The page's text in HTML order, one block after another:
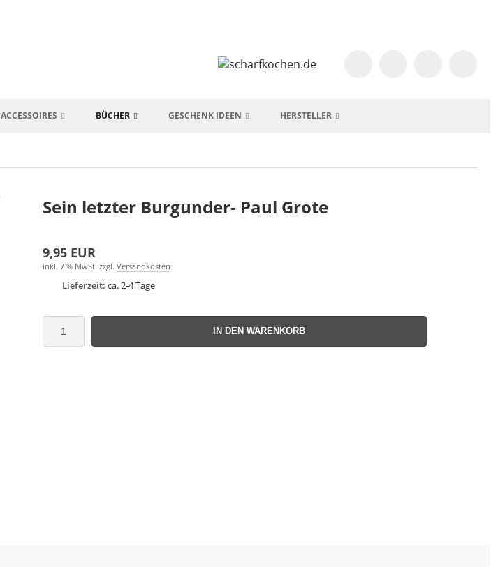
ACCESSOIRES BÜCHER GESCHENK IDEEN HERSTELLER
Sein letzter Burgunder- Paul Grote
9,95 EUR
inkl. 7 % MwSt. zzgl. Versandkosten
Lieferzeit: ca. 2-4 Tage
IN DEN WARENKORB